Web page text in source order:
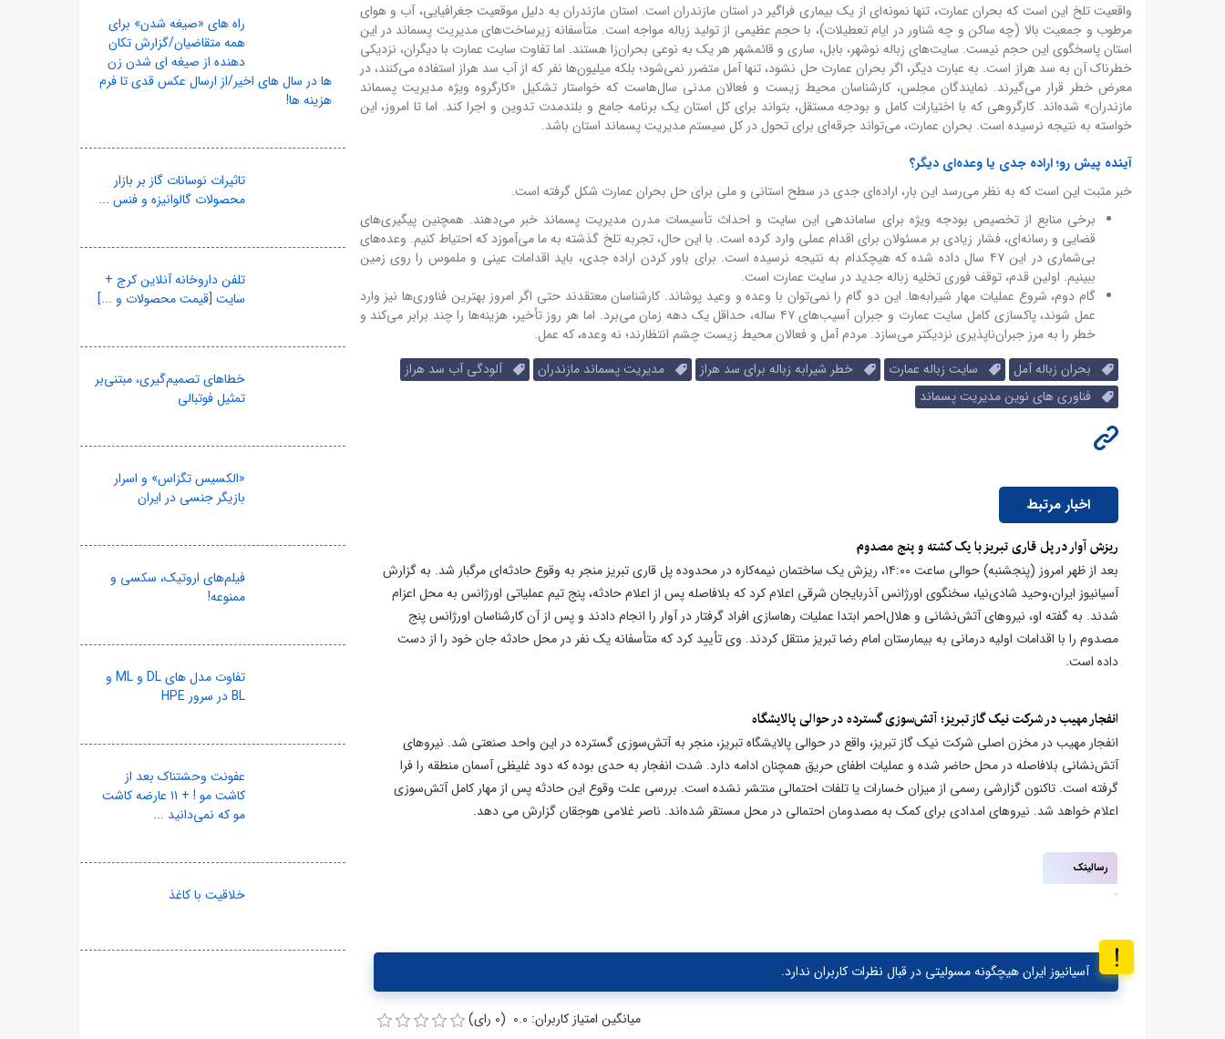
واقعیت تلخ این است که بحران عمارت، تنها نمونه‌ای از یک بیماری فراگیر در استان مازندران است. استان مازندران به دلیل موقعیت جغرافیایی، آب و هوای
مرطوب و جمعیت بالا (چه ساکن و چه شناور در ایام تعطیلات)، با حجم عظیمی از تولید زباله مواجه است. متأسفانه زیرساخت‌های مدیریت پسماند در این
استان پاسخگوی این حجم نیست. سایت‌های زباله نوشهر، بابل، ساری و قائمشهر هر یک به نوعی بحران‌زا هستند. اما تفاوت سایت عمارت با دیگران، نزدیکی
خطرناک آن به سد هراز است. به عبارت دیگر، اگر بحران عمارت حل نشود، تنها آمل متضرر نمی‌شود؛ بلکه میلیون‌ها نفر که از آب سد هراز استفاده می‌کنند، در
معرض خطر قرار می‌گیرند. نمایندگان مجلس، کارشناسان محیط زیست و فعالان مدنی سال‌هاست که خواستار تشکیل «کارگروه ویژه مدیریت پسماند
مازندران» شده‌اند. کارگروهی که با اختیارات کامل و بودجه مستقل، بتواند برای کل استان یک برنامه جامع و بلندمدت تدوین و اجرا کند. اما تا امروز، این
خواسته به نتیجه نرسیده است. بحران عمارت، می‌تواند جرقه‌ای برای تحول در کل سیستم مدیریت پسماند استان باشد.
آینده پیش رو؛ اراده جدی یا وعده‌ای دیگر؟
خبر مثبت این است که به نظر می‌رسد این بار، اراده‌ای جدی در سطح استانی و ملی برای حل بحران عمارت شکل گرفته است.
برخی منابع از تخصیص بودجه ویژه برای ساماندهی این سایت و احداث تأسیسات مدرن مدیریت پسماند خبر می‌دهند. همچنین پیگیری‌های
قضایی و رسانه‌ای، فشار زیادی بر مسئولان برای اقدام عملی وارد کرده است. با این حال، تجربه تلخ گذشته به ما می‌آموزد که احتیاط کنیم. وعده‌های
بی‌شماری در این ۴۷ سال داده شده که هیچکدام به نتیجه نرسیده است. برای باور کردن اراده جدی، باید اقدامات عینی و ملموس را روی زمین
ببینیم. اولین قدم، توقف فوری تخلیه زباله جدید در سایت عمارت است.
گام دوم، شروع عملیات مهار شیرابه‌ها. این دو گام را نمی‌توان با وعده و وعید پوشاند. کارشناسان معتقدند حتی اگر امروز بهترین فناوری‌ها نیز وارد
عمل شوند، پاکسازی کامل سایت عمارت و جبران آسیب‌های ۴۷ ساله، حداقل یک دهه زمان می‌برد. اما هر روز تأخیر، هزینه‌ها را چند برابر می‌کند و
خطر را به مرز جبران‌ناپذیری نزدیکتر می‌سازد. مردم آمل و فعالان محیط زیست چشم انتظارند؛ نه وعده، که عمل.
بحران زباله آمل
سایت زباله عمارت خطر شیرابه زباله برای سد هراز مدیریت پسماند مازندران
آلودگی آب سد هراز
فناوری های نوین مدیریت پسماند
اخبار مرتبط
​ریزش آوار در پل قاری تبریز با یک کشته و پنج مصدوم
بعد از ظهر امروز (پنجشنبه) حوالی ساعت ۱۴:۰۰، ریزش یک ساختمان نیمه‌کاره در محدوده پل قاری تبریز منجر به وقوع حادثه‌ای مرگبار شد. به گزارش
آسیانیوز ایران،وحید شادی‌نیا، سخنگوی اورژانس آذربایجان شرقی اعلام کرد که بلافاصله پس از اعلام حادثه، پنج تیم عملیاتی اورژانس به محل اعزام
شدند. به گفته او، نیروهای آتش‌نشانی و هلال‌احمر ابتدا عملیات رهاسازی افراد گرفتار در آوار را انجام دادند و پس از آن کارشناسان اورژانس پنج
مصدوم را با اقدامات اولیه درمانی به بیمارستان امام رضا تبریز منتقل کردند. وی تأیید کرد که متأسفانه یک نفر در محل حادثه جان خود را از دست
داده است.
انفجار مهیب در شرکت نیک گاز تبریز؛ آتش‌سوزی گسترده در حوالی پالایشگاه
انفجار مهیب در مخزن اصلی شرکت نیک گاز تبریز، واقع در حوالی پالایشگاه تبریز، منجر به آتش‌سوزی گسترده در این واحد صنعتی شد. نیروهای
آتش‌نشانی بلافاصله در محل حاضر شده و عملیات اطفای حریق همچنان ادامه دارد. شدت انفجار به حدی بوده که دود غلیظی آسمان منطقه را فرا
گرفته است. تاکنون گزارشی رسمی از میزان خسارات یا تلفات احتمالی منتشر نشده است. بررسی علت وقوع این حادثه پس از مهار کامل آتش‌سوزی
اعلام خواهد شد. نیروهای امدادی برای کمک به مصدومان احتمالی در محل مستقر شده‌اند. ناصر غلامی هوجقان گزارش می دهد.
رسالینک
آسیانیوز ایران هیچگونه مسولیتی در قبال نظرات کاربران ندارد.
میانگین امتیاز کاربران: 0.0 (0 رای)
راه های «صیغه شدن» برای
همه متقاضیان/گزارش تکان
دهنده از صیغه ای شدن زن
ها در سال های اخیر/از ارسال عکس قدی تا فرم
هزینه ها!
تاثیرات نوسانات گاز بر بازار
محصولات گالوانیزه و فنس ...
تلفن داروخانه آنلاین کرج +
سایت [قیمت محصولات و ...]
خطاهای تصمیم‌گیری، مبتنی‌بر
تمثیل فوتبالی
«الکسیس تگزاس» و اسرار
بازیگر جنسی در ایران
فیلم‌های اروتیک، سکسی و
ممنوعه!
تفاوت مدل های DL و ML و
BL در سرور HPE
عفونت وحشتناک بعد از
کاشت مو ! + ۱۱ عارضه کاشت
مو که نمی‌دانید ...
خلاقیت با کاغذ